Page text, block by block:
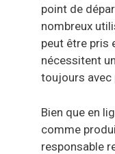
point de
nombreux
peut être pris
nécessitent
toujours avec
Bien que en
comme
responsable